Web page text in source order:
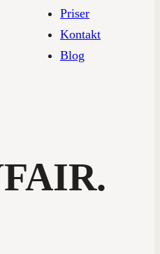
Priser
Kontakt
Blog